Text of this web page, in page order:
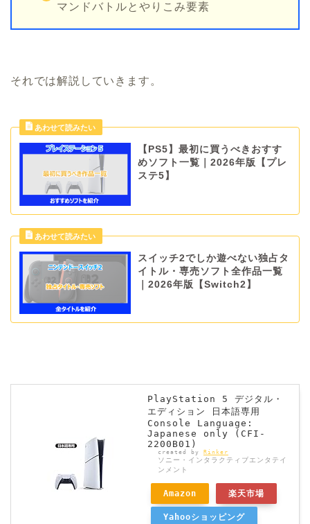
マンドバトルとやりこみ要素
それでは解説していきます。
【PS5】最初に買うべきおすす
めソフト一覧｜2026年版【プレ
ステ5】
スイッチ2でしか遊べない独占タ
イトル・専売ソフト全作品一覧
｜2026年版【Switch2】
PlayStation 5 デジタル・
エディション 日本語専用
Console Language:
Japanese only (CFI-
2200B01)
created by Rinker
ソニー・インタラクティブエンタテイ
ンメント
Amazon 楽天市場
Yahooショッピング